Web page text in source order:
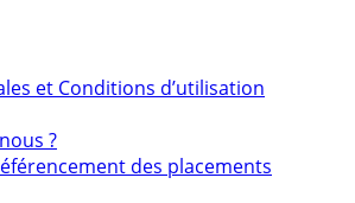
et Conditions d’utilisation
?
des placements